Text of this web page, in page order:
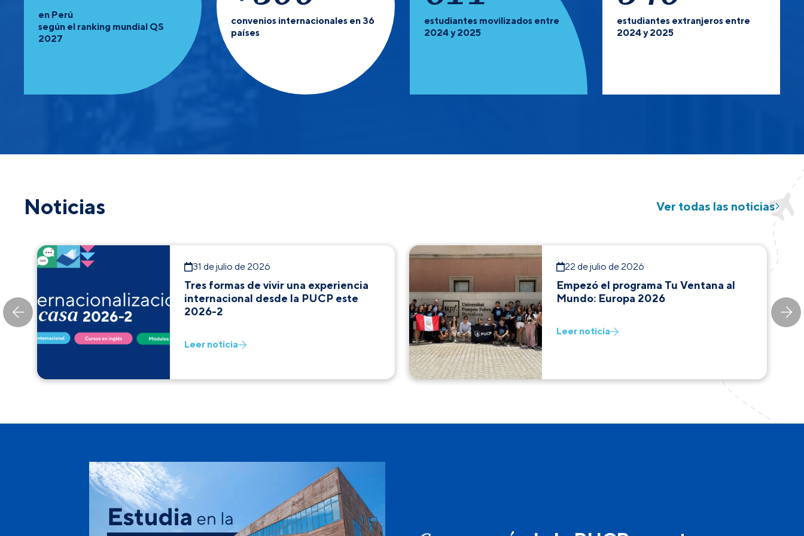
en Perú
según el ranking mundial QS
2027
convenios internacionales en 36
países
estudiantes movilizados entre
2024 y 2025
estudiantes extranjeros entre
2024 y 2025
Noticias Ver todas las noticias
31 de julio de 2026
Tres formas de vivir una experiencia
internacional desde la PUCP este
2026-2
Leer noticia
22 de julio de 2026
Empezó el programa Tu Ventana al
Mundo: Europa 2026
Leer noticia